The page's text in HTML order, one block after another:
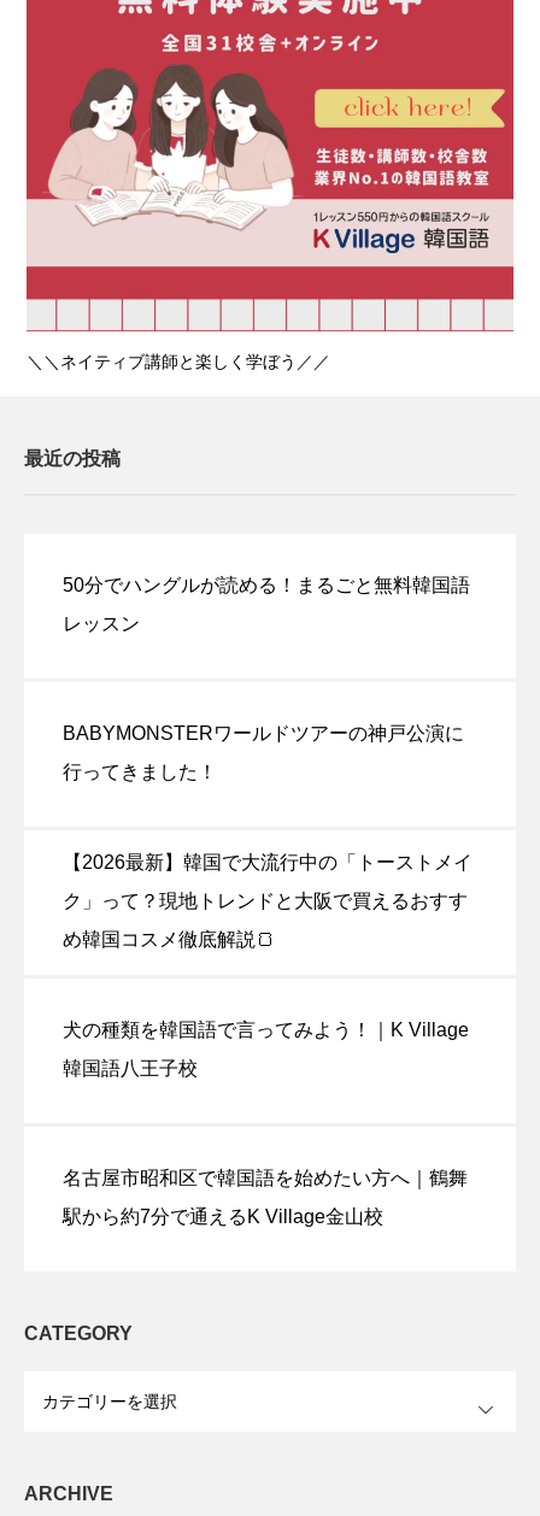
＼＼ネイティブ講師と楽しく学ぼう／／
最近の投稿
50分でハングルが読める！まるごと無料韓国語
レッスン
BABYMONSTERワールドツアーの神戸公演に
行ってきました！
【2026最新】韓国で大流行中の「トーストメイ
ク」って？現地トレンドと大阪で買えるおすす
め韓国コスメ徹底解説🍞
犬の種類を韓国語で言ってみよう！｜K Village
韓国語八王子校
名古屋市昭和区で韓国語を始めたい方へ｜鶴舞
駅から約7分で通えるK Village金山校
CATEGORY
ARCHIVE